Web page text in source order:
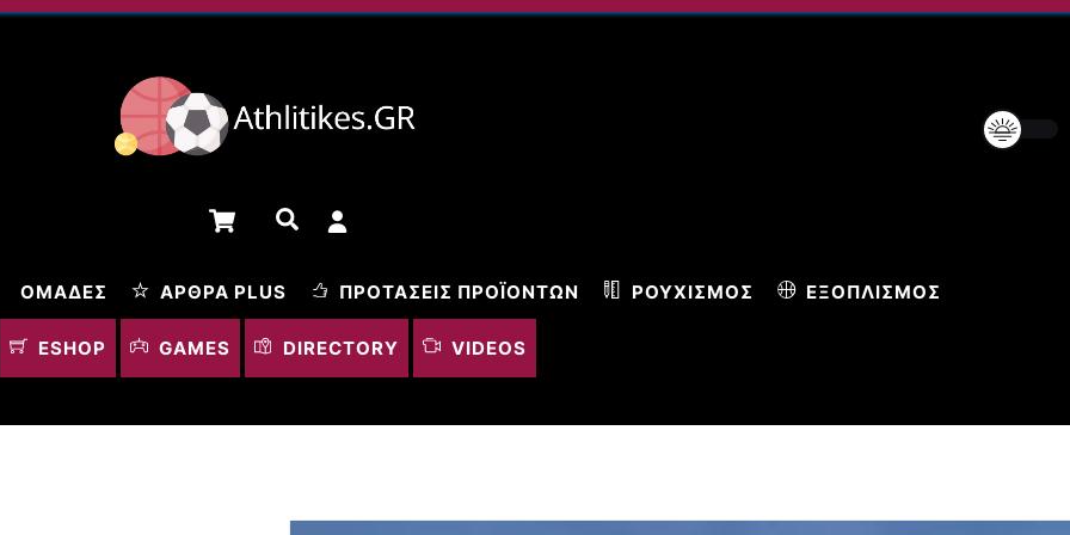
Cart Αναζήτηση
ΟΜΆΔΕΣ ΆΡΘΡΑ PLUS ΠΡΟΤΆΣΕΙΣ ΠΡΟΪΌΝΤΩΝ ΡΟΥΧΙΣΜΌΣ ΕΞΟΠΛΙΣΜΌΣ
ESHOP GAMES DIRECTORY VIDEOS